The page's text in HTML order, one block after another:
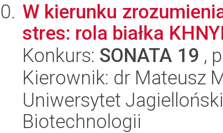
W kierunku
stres: rola białka
Konkurs: SONATA 19 ,
Kierownik: dr Mateusz
Uniwersytet
Biotechnologii